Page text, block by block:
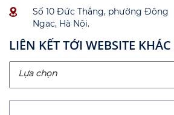
Số 10 Đức Thắng, phường Đông
Ngạc, Hà Nội.
LIÊN KẾT TỚI WEBSITE KHÁC